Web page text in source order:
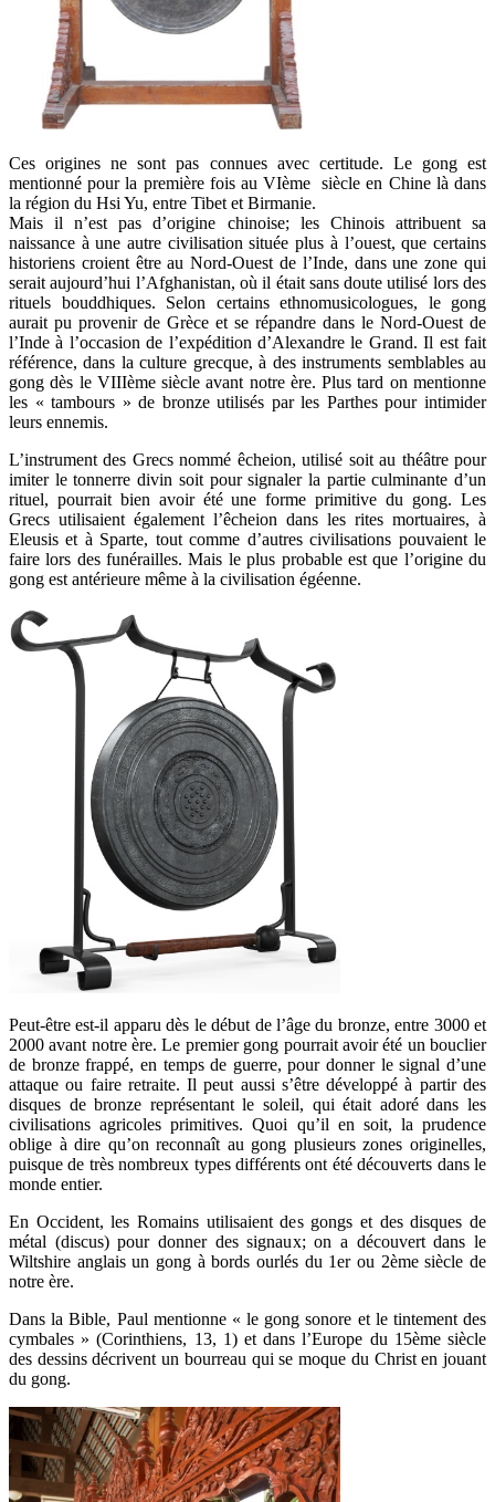
Ces origines ne sont pas connues avec certitude. Le gong est
mentionné pour la première fois au VIème siècle en Chine là dans
la région du Hsi Yu, entre Tibet et Birmanie.
Mais il n’est pas d’origine chinoise; les Chinois attribuent sa
naissance à une autre civilisation située plus à l’ouest, que certains
historiens croient être au Nord-Ouest de l’Inde, dans une zone qui
serait aujourd’hui l’Afghanistan, où il était sans doute utilisé lors des
rituels bouddhiques. Selon certains ethnomusicologues, le gong
aurait pu provenir de Grèce et se répandre dans le Nord-Ouest de
l’Inde à l’occasion de l’expédition d’Alexandre le Grand. Il est fait
référence, dans la culture grecque, à des instruments semblables au
gong dès le VIIIème siècle avant notre ère. Plus tard on mentionne
les « tambours » de bronze utilisés par les Parthes pour intimider
leurs ennemis.
L’instrument des Grecs nommé êcheion, utilisé soit au théâtre pour
imiter le tonnerre divin soit pour signaler la partie culminante d’un
rituel, pourrait bien avoir été une forme primitive du gong. Les
Grecs utilisaient également l’êcheion dans les rites mortuaires, à
Eleusis et à Sparte, tout comme d’autres civilisations pouvaient le
faire lors des funérailles. Mais le plus probable est que l’origine du
gong est antérieure même à la civilisation égéenne.
Peut-être est-il apparu dès le début de l’âge du bronze, entre 3000 et
2000 avant notre ère. Le premier gong pourrait avoir été un bouclier
de bronze frappé, en temps de guerre, pour donner le signal d’une
attaque ou faire retraite. Il peut aussi s’être développé à partir des
disques de bronze représentant le soleil, qui était adoré dans les
civilisations agricoles primitives. Quoi qu’il en soit, la prudence
oblige à dire qu’on reconnaît au gong plusieurs zones originelles,
puisque de très nombreux types différents ont été découverts dans le
monde entier.
En Occident, les Romains utilisaient des gongs et des disques de
métal (discus) pour donner des signaux; on a découvert dans le
Wiltshire anglais un gong à bords ourlés du 1er ou 2ème siècle de
notre ère.
Dans la Bible, Paul mentionne « le gong sonore et le tintement des
cymbales » (Corinthiens, 13, 1) et dans l’Europe du 15ème siècle
des dessins décrivent un bourreau qui se moque du Christ en jouant
du gong.